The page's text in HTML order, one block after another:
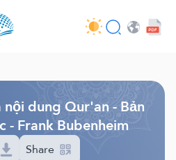
nhà phát triển - API
tôi
dung Qur'an - Bản
Frank Bubenheim
Share